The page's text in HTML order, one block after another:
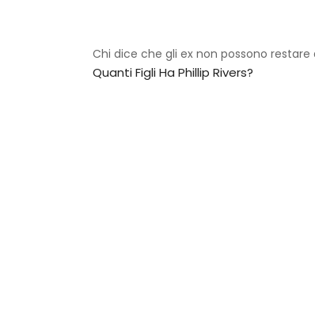
Chi dice che gli ex non possono restare
Quanti Figli Ha Phillip Rivers?